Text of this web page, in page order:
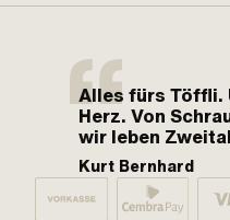
Alles fürs Töffli.
Herz. Von
wir leben
Kurt Bernhard